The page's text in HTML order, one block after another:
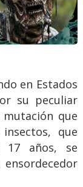
en Estados
su peculiar
que
que
17 años, se